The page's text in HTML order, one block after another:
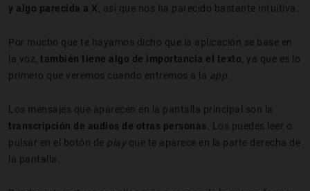
y algo parecida a X, así que nos ha parecido bastante intuitiva.
Por mucho que te hayamos dicho que la aplicación se base en
la voz, también tiene algo de importancia el texto, ya que es lo
primero que veremos cuando entremos a la app.
Los mensajes que aparecen en la pantalla principal son la
transcripción de audios de otras personas. Los puedes leer o
pulsar en el botón de playque te aparece en la parte derecha de
la pantalla.